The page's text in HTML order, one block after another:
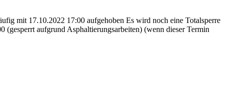
mit 17.10.2022 17:00 aufgehoben Es wird noch eine Totalsperre
aufgrund Asphaltierungsarbeiten) (wenn dieser Termin